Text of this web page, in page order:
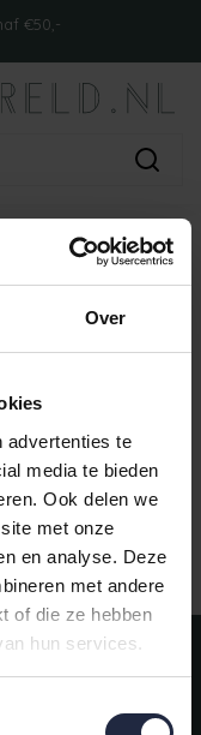
Over
advertenties te
media te bieden
Ook delen we
met onze
en analyse. Deze
met andere
of die ze hebben
hun services.
€50,-
pink